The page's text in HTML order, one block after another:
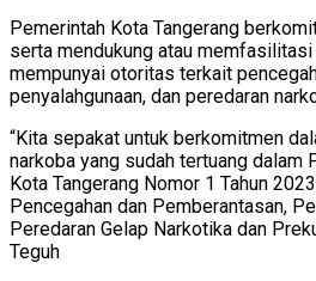
Pemerintah Kota Tangerang
serta mendukung atau
mempunyai otoritas terkait
penyalahgunaan, dan peredaran
“Kita sepakat untuk berkomitmen
narkoba yang sudah tertuang dalam
Kota Tangerang Nomor 1 Tahun
Pencegahan dan Pemberantasan,
Peredaran Gelap Narkotika dan
Teguh